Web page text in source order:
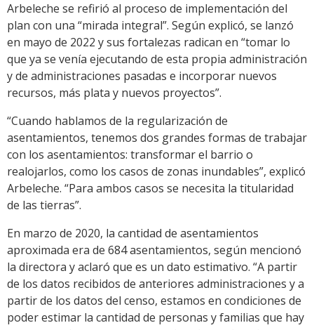
Arbeleche se refirió al proceso de implementación del
plan con una “mirada integral”. Según explicó, se lanzó
en mayo de 2022 y sus fortalezas radican en “tomar lo
que ya se venía ejecutando de esta propia administración
y de administraciones pasadas e incorporar nuevos
recursos, más plata y nuevos proyectos”.
“Cuando hablamos de la regularización de
asentamientos, tenemos dos grandes formas de trabajar
con los asentamientos: transformar el barrio o
realojarlos, como los casos de zonas inundables”, explicó
Arbeleche. “Para ambos casos se necesita la titularidad
de las tierras”.
En marzo de 2020, la cantidad de asentamientos
aproximada era de 684 asentamientos, según mencionó
la directora y aclaró que es un dato estimativo. “A partir
de los datos recibidos de anteriores administraciones y a
partir de los datos del censo, estamos en condiciones de
poder estimar la cantidad de personas y familias que hay